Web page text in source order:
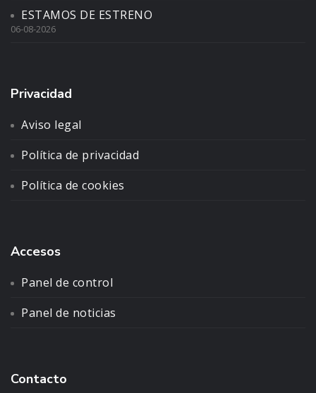
ESTAMOS DE ESTRENO
06-08-2026
Privacidad
Aviso legal
Política de privacidad
Política de cookies
Accesos
Panel de control
Panel de noticias
Contacto